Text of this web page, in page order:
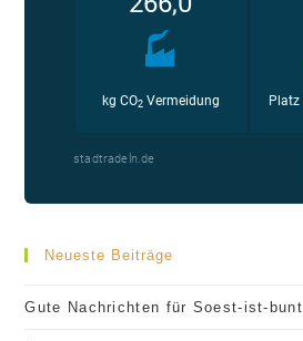
Neueste Beiträge
Gute Nachrichten für Soest-ist-bunt